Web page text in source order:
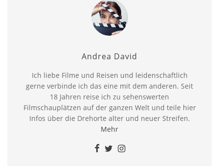
Andrea David
Ich liebe Filme und Reisen und leidenschaftlich
gerne verbinde ich das eine mit dem anderen. Seit
18 Jahren reise ich zu sehenswerten
Filmschauplätzen auf der ganzen Welt und teile hier
Infos über die Drehorte alter und neuer Streifen.
Mehr